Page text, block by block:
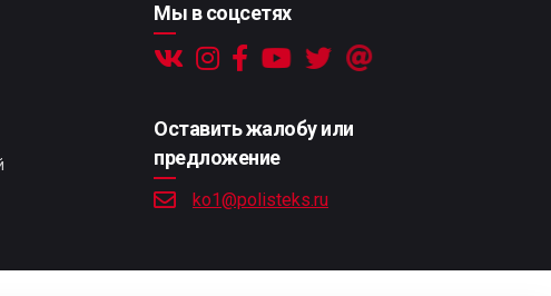
Мы в соцсетях
Оставить жалобу или
предложение
ko1@polisteks.ru